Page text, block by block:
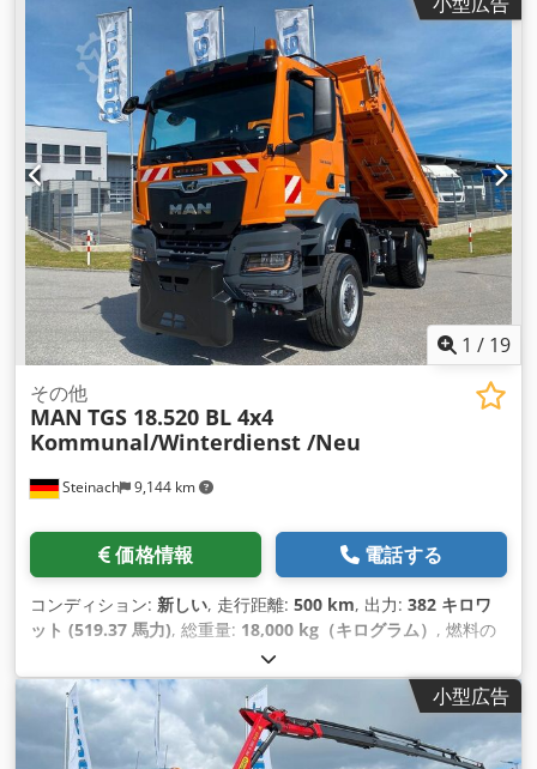
4,800 mm , 荷室高:600 mm , 装備:
ABS（アンチロック・
ブレーキ・システム）, エアコン, パーキングヒーター, 全輪駆
動, 電子安定制御プログラム (ESP),
1 / 19
Steinach 9,144 km
その他
MAN TGS 18.520 BL 4x4
Kommunal/Winterdienst /Neu
価格情報 電話する
コンディション: 新しい, 走行距離: 500 km, 出力: 382 キロワ
ット (519.37 馬力), 総重量: 18,000 kg（キログラム） , 燃料の
, アクスル構成:
リターダ, 変速方式:オートマチック, 荷室幅:2,420 mm, 荷室
4,800 mm , 荷室高: 600 mm, 装備:ABS（アンチロック・
ブレーキ・システム）, エアコン, パーキングヒーター, 全輪駆
動, 電子安定制御プログラム (ESP)
小型広告